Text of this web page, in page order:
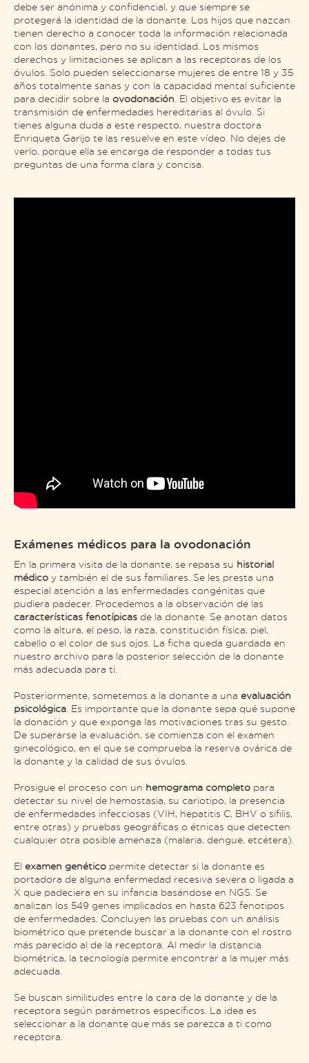
debe ser anónima y confidencial, y que siempre se
protegerá la identidad de la donante. Los hijos que nazcan
tienen derecho a conocer toda la información relacionada
con los donantes, pero no su identidad. Los mismos
derechos y limitaciones se aplican a las receptoras de los
óvulos. Solo pueden seleccionarse mujeres de entre 18 y 35
años totalmente sanas y con la capacidad mental suficiente
para decidir sobre la ovodonación . El objetivo es evitar la
transmisión de enfermedades hereditarias al óvulo. Si
tienes alguna duda a este respecto, nuestra doctora
Enriqueta Garijo te las resuelve en este vídeo. No dejes de
verlo, porque ella se encarga de responder a todas tus
preguntas de una forma clara y concisa.
Exámenes médicos para la ovodonación
En la primera visita de la donante, se repasa su historial
médico y también el de sus familiares. Se les presta una
especial atención a las enfermedades congénitas que
pudiera padecer. Procedemos a la observación de las
características fenotípicas de la donante. Se anotan datos
como la altura, el peso, la raza, constitución física, piel,
cabello o el color de sus ojos. La ficha queda guardada en
nuestro archivo para la posterior selección de la donante
más adecuada para ti.
Posteriormente, sometemos a la donante a una evaluación
psicológica . Es importante que la donante sepa qué supone
la donación y que exponga las motivaciones tras su gesto.
De superarse la evaluación, se comienza con el examen
ginecológico, en el que se comprueba la reserva ovárica de
la donante y la calidad de sus óvulos.
Prosigue el proceso con un hemograma completo para
detectar su nivel de hemostasia, su cariotipo, la presencia
de enfermedades infecciosas (VIH, hepatitis C, BHV o sífilis,
entre otras) y pruebas geográficas o étnicas que detecten
cualquier otra posible amenaza (malaria, dengue, etcétera).
El examen genético permite detectar si la donante es
portadora de alguna enfermedad recesiva severa o ligada a
X que padeciera en su infancia basándose en NGS. Se
analizan los 549 genes implicados en hasta 623 fenotipos
de enfermedades. Concluyen las pruebas con un análisis
biométrico que pretende buscar a la donante con el rostro
más parecido al de la receptora. Al medir la distancia
biométrica, la tecnología permite encontrar a la mujer más
adecuada.
Se buscan similitudes entre la cara de la donante y de la
receptora según parámetros específicos. La idea es
seleccionar a la donante que más se parezca a ti como
receptora.